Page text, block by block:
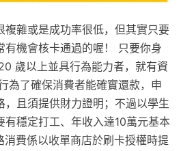
複雜或是成功率很低，但其實只要
有機會核卡通過的喔！ 只要你身
歲以上並具行為能力者，就有資
為了確保消費者能確實還款，申
，且須提供財力證明；不過以學生
有穩定打工、年收入達10萬元基本
費係以收單商店於刷卡授權時提